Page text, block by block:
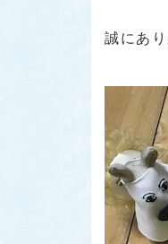
誠にあ